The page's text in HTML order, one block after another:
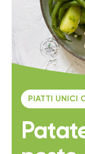
PIATTI UNICI